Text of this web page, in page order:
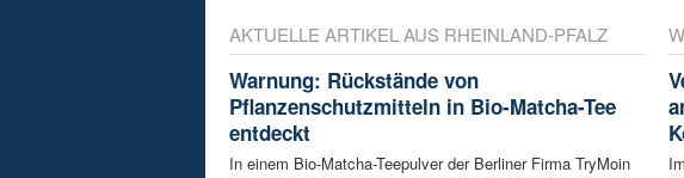
AKTUELLE ARTIKEL AUS RHEINLAND-PFALZ
Warnung: Rückstände von
Pflanzenschutzmitteln in Bio-Matcha-Tee
entdeckt
In einem Bio-Matcha-Teepulver der Berliner Firma TryMoin